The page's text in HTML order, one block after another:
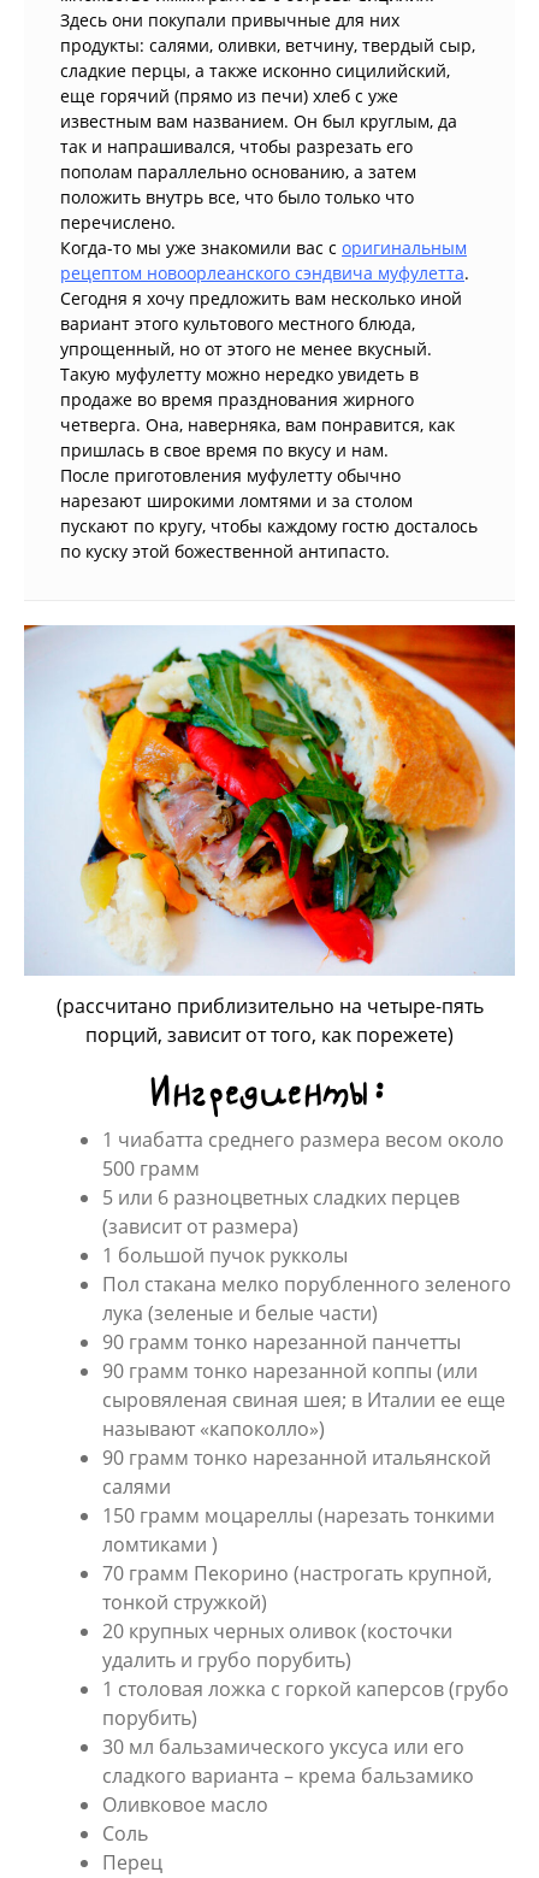
Здесь они покупали привычные для них
продукты: салями, оливки, ветчину, твердый сыр,
сладкие перцы, а также исконно сицилийский,
еще горячий (прямо из печи) хлеб с уже
известным вам названием. Он был круглым, да
так и напрашивался, чтобы разрезать его
пополам параллельно основанию, а затем
положить внутрь все, что было только что
перечислено.
Когда-то мы уже знакомили вас с оригинальным
рецептом новоорлеанского сэндвича муфулетта.
Сегодня я хочу предложить вам несколько иной
вариант этого культового местного блюда,
упрощенный, но от этого не менее вкусный.
Такую муфулетту можно нередко увидеть в
продаже во время празднования жирного
четверга. Она, наверняка, вам понравится, как
пришлась в свое время по вкусу и нам.
После приготовления муфулетту обычно
нарезают широкими ломтями и за столом
пускают по кругу, чтобы каждому гостю досталось
по куску этой божественной антипасто.
(рассчитано приблизительно на четыре-пять
порций, зависит от того, как порежете)
Ингредиенты:
1 чиабатта среднего размера весом около
500 грамм
5 или 6 разноцветных сладких перцев
(зависит от размера)
1 большой пучок рукколы
Пол стакана мелко порубленного зеленого
лука (зеленые и белые части)
90 грамм тонко нарезанной панчетты
90 грамм тонко нарезанной коппы (или
сыровяленая свиная шея; в Италии ее еще
называют «капоколло»)
90 грамм тонко нарезанной итальянской
салями
150 грамм моцареллы (нарезать тонкими
ломтиками )
70 грамм Пекорино (настрогать крупной,
тонкой стружкой)
20 крупных черных оливок (косточки
удалить и грубо порубить)
1 столовая ложка с горкой каперсов (грубо
порубить)
30 мл бальзамического уксуса или его
сладкого варианта – крема бальзамико
Оливковое масло
Соль
Перец